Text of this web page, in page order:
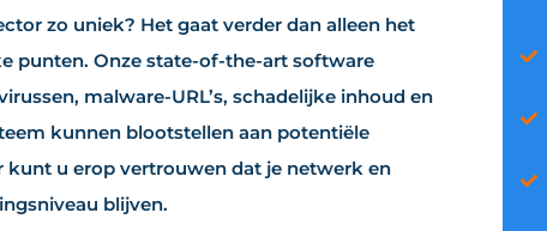
zo uniek? Het gaat verder dan alleen het
punten. Onze state-of-the-art software
malware-URL’s, schadelijke inhoud en
kunnen blootstellen aan potentiële
kunt u erop vertrouwen dat je netwerk en
blijven.